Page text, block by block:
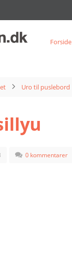
Forside
Uro til puslebord
0 kommentarer